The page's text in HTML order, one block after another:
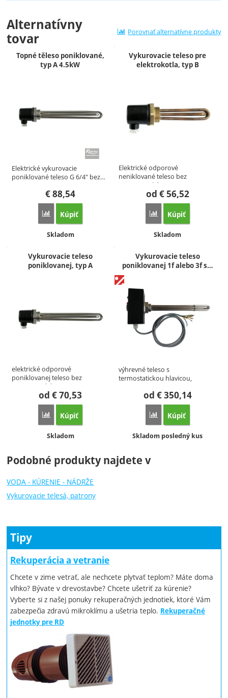
Alternatívny
tovar
Porovnať alternatívne produkty
Topné těleso poniklované,
typ A 4.5kW
Elektrické vykurovacie
poniklované teleso G 6/4" bez…
€88,54
Porovnať
Kúpiť
Dostupnosť:
Skladom
Vykurovacie teleso pre
elektrokotla, typ B
Elektrické odporové
neniklované teleso bez
termostatické…
od €56,52
Porovnať
Kúpiť
Dostupnosť:
Skladom
Vykurovacie teleso
poniklovanej, typ A
elektrické odporové
poniklovanej teleso bez
termostatické…
od€70,53
Porovnať
Kúpiť
Dostupnosť:
Skladom
Vykurovacie teleso
poniklovanej 1f alebo 3f s…
výhrevné teleso s
termostatickou hlavicou,
od €350,14
Porovnať
Kúpiť
Dostupnosť:
Skladom posledný kus
Podobné produkty najdete v
VODA - KÚRENIE - NÁDRŽE
Vykurovacie telesá, patrony
Tipy
Rekuperácia a vetranie
Chcete v zime vetrať, ale nechcete plytvať teplom? Máte doma
vlhko? Bývate v drevostavbe? Chcete ušetriť za kúrenie?
Vyberte si z našej ponuky rekuperačných jednotiek, ktoré Vám
zabezpečia zdravú mikroklímu a ušetria teplo. Rekuperačné
jednotky pre RD